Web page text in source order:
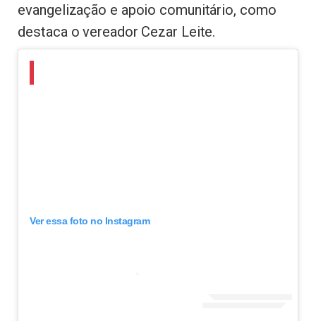
evangelização e apoio comunitário, como
destaca o vereador Cezar Leite.
Ver essa foto no Instagram